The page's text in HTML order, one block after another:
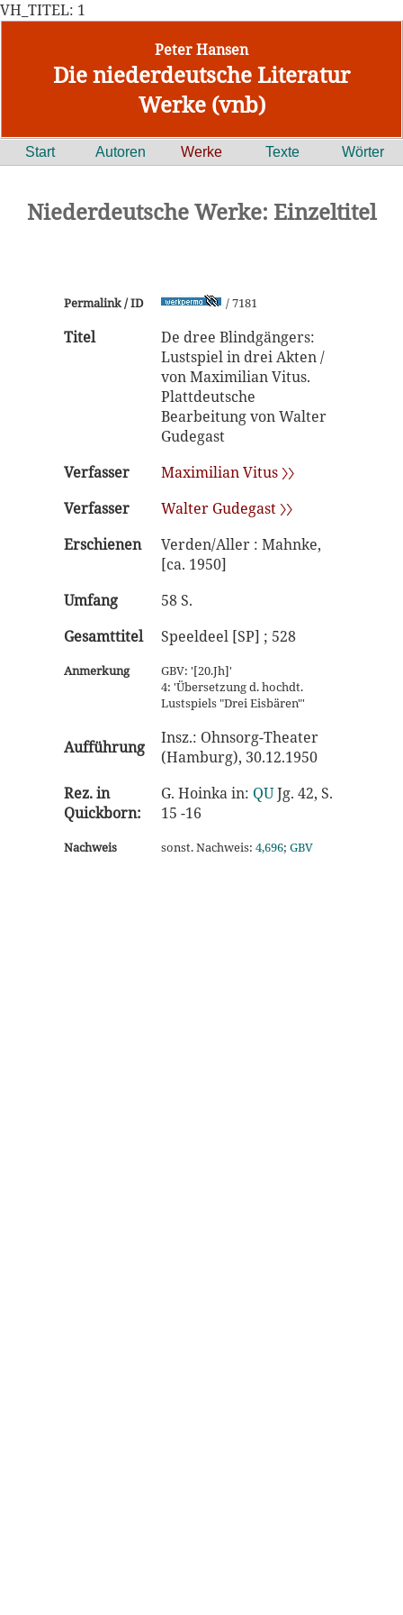
VH_TITEL: 1
Peter Hansen
Die niederdeutsche Literatur
Werke (vnb)
Start Autoren Werke Texte Wörter
Niederdeutsche Werke: Einzeltitel
Permalink / ID / 7181
Titel
De dree Blindgängers:
Lustspiel in drei Akten /
von Maximilian Vitus.
Plattdeutsche
Bearbeitung von Walter
Gudegast
Verfasser
Maximilian Vitus 〉〉
Verfasser
Walter Gudegast 〉〉
Erschienen
Verden/Aller : Mahnke,
[ca. 1950]
Umfang
58 S.
Gesamttitel
Speeldeel [SP] ; 528
Anmerkung
GBV: '[20.Jh]'
4: 'Übersetzung d. hochdt.
Lustspiels "Drei Eisbären"'
Aufführung
Insz.: Ohnsorg-Theater
(Hamburg), 30.12.1950
Rez. in
Quickborn:
G. Hoinka in: QUJg. 42, S.
15 -16
Nachweis sonst. Nachweis: 4,696; GBV